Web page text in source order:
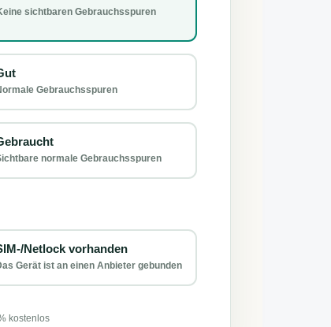
sichtbaren Gebrauchsspuren
Gebrauchsspuren
normale Gebrauchsspuren
Netlock vorhanden
Gerät ist an einen Anbieter gebunden
kostenlos